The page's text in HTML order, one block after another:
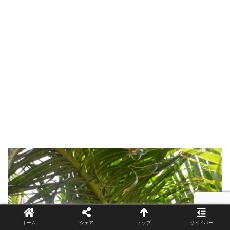
ホーム シェア トップ サイドバー